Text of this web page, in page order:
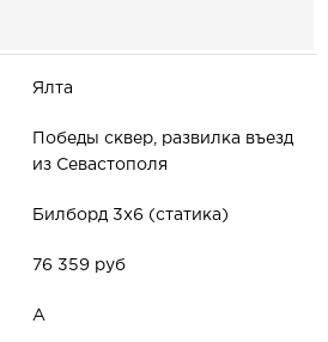
Ялта
Победы сквер, развилка въезд
из Севастополя
Билборд 3х6 (статика)
76 359 руб
А